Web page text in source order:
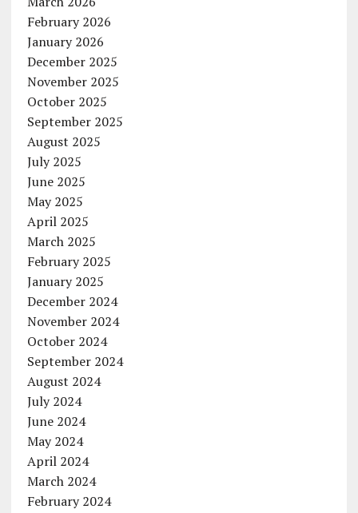
February 2026
January 2026
December 2025
November 2025
October 2025
September 2025
August 2025
July 2025
June 2025
May 2025
April 2025
March 2025
February 2025
January 2025
December 2024
November 2024
October 2024
September 2024
August 2024
July 2024
June 2024
May 2024
April 2024
March 2024
February 2024